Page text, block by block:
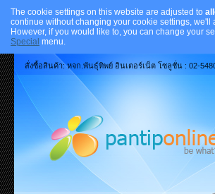
The cookie settings on this website are adjusted to
continue without changing your cookie settings,
However, if you would like to, you can change your
Special menu.
สั่งซื้อสินค้า: หจก.พันธุ์ทิพย์ อินเตอร์เน็ต โซลูชั่น : 02-